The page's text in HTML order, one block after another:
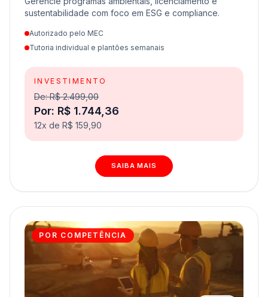
sustentabilidade com foco em ESG e compliance.
Autorizado pelo MEC
Tutoria individual e plantões semanais
INVESTIMENTO
De: R$ 2.499,00
Por: R$ 1.744,36
12x de R$ 159,90
SAIBA MAIS
POR COMPETÊNCIA